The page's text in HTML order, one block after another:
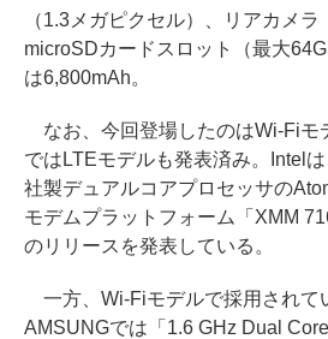
（1.3メガピクセル）、リアカメラ
microSDカードスロット（最大
は6,800mAh。
なお、今回登場したのはWi-Fiモ
ではLTEモデルも発表済み。Intel
社製デュアルコアプロセッサの
モデムプラットフォーム「XMM
のリリースを発表している。
一方、Wi-Fiモデルで採用されて
AMSUNGでは「1.6 GHz Dual